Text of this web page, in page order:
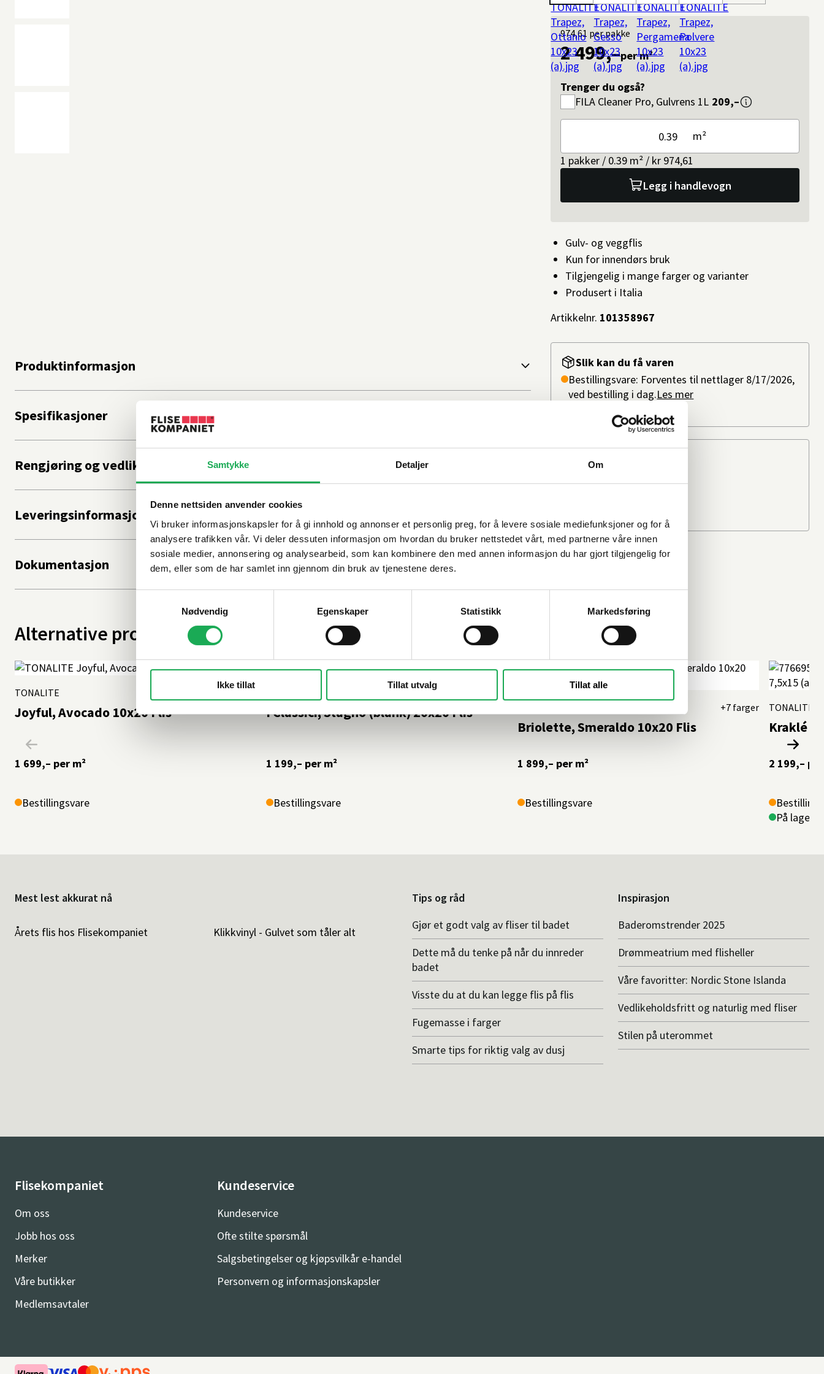
Samtykke Detaljer Om
Denne nettsiden anvender cookies
Vi bruker informasjonskapsler for å gi innhold og annonser et personlig preg, for å levere sosiale mediefunksjoner og for å
analysere trafikken vår. Vi deler dessuten informasjon om hvordan du bruker nettstedet vårt, med partnerne våre innen
sosiale medier, annonsering og analysearbeid, som kan kombinere den med annen informasjon du har gjort tilgjengelig for
dem, eller som de har samlet inn gjennom din bruk av tjenestene deres.
Nødvendig
Egenskaper Statistikk Markedsføring
Ikke tillat Tillat utvalg Tillat alle
974,61 per pakke
2 499,–per m²
Trenger du også?
FILA Cleaner Pro, Gulvrens 1L 209,–
m²
1 pakker / 0.39 m² / kr 974,61
Legg i handlevogn
Slik kan du få varen
Bestillingsvare: Forventes til nettlager 8/17/2026,
ved bestilling i dag.Les mer
Gulv- og veggflis
Kun for innendørs bruk
Tilgjengelig i mange farger og varianter
Produsert i Italia
Artikkelnr. 101358967
Beregn frakten
Produktinformasjon
Spesifikasjoner
Rengjøring og vedlikehold
Leveringsinformasjon
Dokumentasjon
Alternative produkter
Joyful, Avocado 10x20 Flis
TONALITE
1 699,– per m²
Bestillingsvare
I Classici, Stagno (blank) 20x20 Flis
1 199,– per m²
Bestillingsvare
Briolette, Smeraldo 10x20 Flis
+7 farger
1 899,– per m²
Bestillingsvare
Kraklé
TONALITE
2 199,–
På lager i
Mest lest akkurat nå
Årets flis hos Flisekompaniet Klikkvinyl - Gulvet som tåler alt
Tips og råd
Gjør et godt valg av fliser til badet
Dette må du tenke på når du innreder
badet
Visste du at du kan legge flis på flis
Fugemasse i farger
Smarte tips for riktig valg av dusj
Inspirasjon
Baderomstrender 2025
Drømmeatrium med flisheller
Våre favoritter: Nordic Stone Islanda
Vedlikeholdsfritt og naturlig med fliser
Stilen på uterommet
Flisekompaniet
Om oss
Jobb hos oss
Merker
Våre butikker
Medlemsavtaler
Kundeservice
Kundeservice
Ofte stilte spørsmål
Salgsbetingelser og kjøpsvilkår e-handel
Personvern og informasjonskapsler